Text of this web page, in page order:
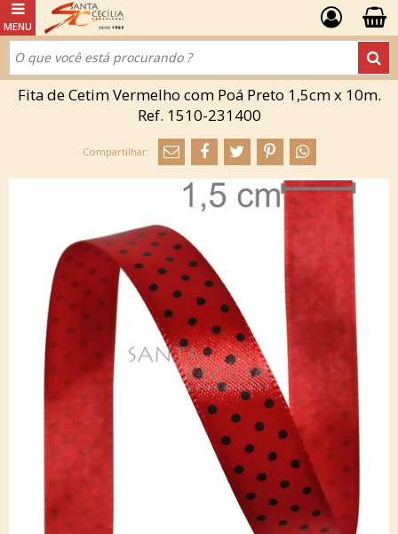
Fita de Cetim Vermelho com Poá Preto 1,5cm x 10m.
Ref. 1510-231400